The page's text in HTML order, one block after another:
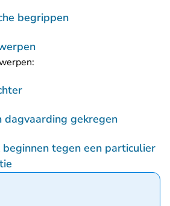
begrippen
dagvaarding gekregen
beginnen tegen een particulier